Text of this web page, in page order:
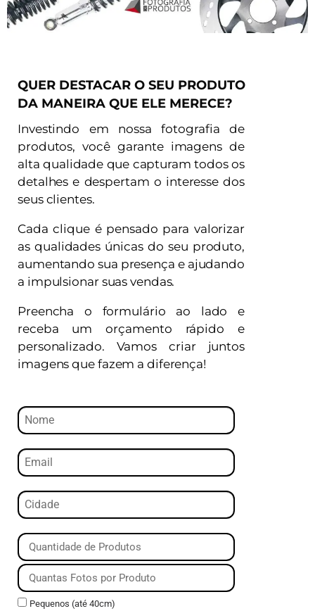
QUER DESTACAR O SEU PRODUTO
DA MANEIRA QUE ELE MERECE?
Investindo em nossa fotografia de
produtos, você garante imagens de
alta qualidade que capturam todos os
detalhes e despertam o interesse dos
seus clientes.
Cada clique é pensado para valorizar
as qualidades únicas do seu produto,
aumentando sua presença e ajudando
a impulsionar suas vendas.
Preencha o formulário ao lado e
receba um orçamento rápido e
personalizado. Vamos criar juntos
imagens que fazem a diferença!
Pequenos (até 40cm)